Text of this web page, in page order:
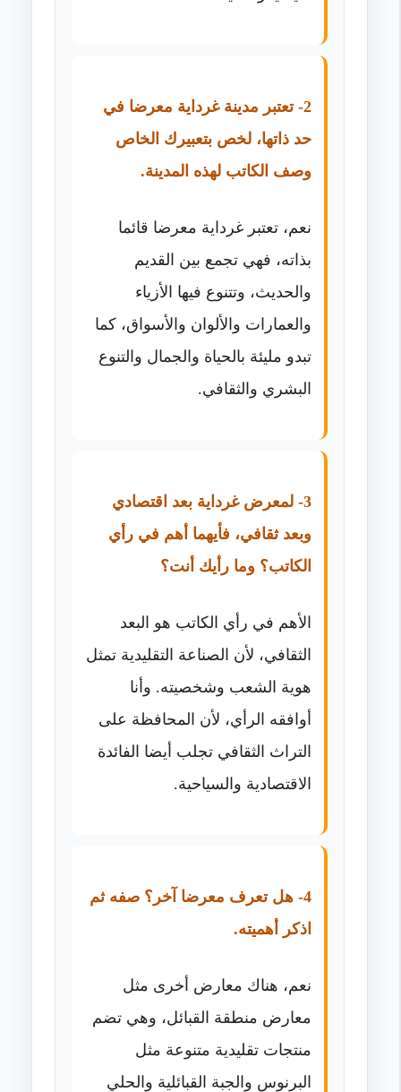
2- تعتبر مدينة غرداية معرضا في
حد ذاتها، لخص بتعبيرك الخاص
وصف الكاتب لهذه المدينة.
نعم، تعتبر غرداية معرضا قائما
بذاته، فهي تجمع بين القديم
والحديث، وتتنوع فيها الأزياء
والعمارات والألوان والأسواق، كما
تبدو مليئة بالحياة والجمال والتنوع
البشري والثقافي.
3- لمعرض غرداية بعد اقتصادي
وبعد ثقافي، فأيهما أهم في رأي
الكاتب؟ وما رأيك أنت؟
الأهم في رأي الكاتب هو البعد
الثقافي، لأن الصناعة التقليدية تمثل
هوية الشعب وشخصيته. وأنا
أوافقه الرأي، لأن المحافظة على
التراث الثقافي تجلب أيضا الفائدة
الاقتصادية والسياحية.
4- هل تعرف معرضا آخر؟ صفه ثم
اذكر أهميته.
نعم، هناك معارض أخرى مثل
معارض منطقة القبائل، وهي تضم
منتجات تقليدية متنوعة مثل
البرنوس والجبة القبائلية والحلي